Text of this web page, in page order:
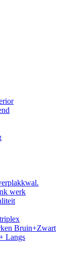
werk
Bruin+Zwart
Langs